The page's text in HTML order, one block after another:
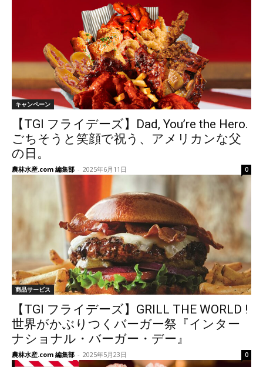
キャンペーン
【TGI フライデーズ】Dad, You’re the Hero.
ごちそうと笑顔で祝う、アメリカンな父
の日。
農林水産.com 編集部 - 2025年6月11日 0
商品サービス
【TGI フライデーズ】GRILL THE WORLD !
世界がかぶりつくバーガー祭『インター
ナショナル・バーガー・デー』
農林水産.com 編集部 - 2025年5月23日 0